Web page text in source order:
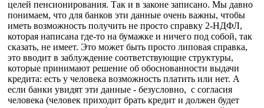
целей пенсионирования. Так и в законе записано. Мы давно
понимаем, что для банков эти данные очень важны, чтобы
иметь возможность получить не просто справку 2-НДФЛ,
которая написана где-то на бумажке и ничего под собой, так
сказать, не имеет. Это может быть просто липовая справка,
это вводит в заблуждение соответствующие структуры,
которые принимают решение об обоснованности выдачи
кредита: есть у человека возможность платить или нет. А
если банки увидят эти данные - безусловно, с согласия
человека (человек приходит брать кредит и должен будет